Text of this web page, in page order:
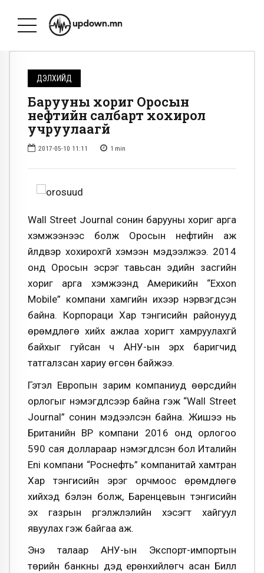
ДЭЛХИЙД
Барууны хориг Оросын
нефтийн салбарт хохирол
учруулаагүй
2017-05-10 11:11 1 min
Wall Street Journal сонин барууны хориг арга
хэмжээнээс болж Оросын нефтийн аж
үйлдвэр хохирохгүй хэмээн мэдээлжээ. 2014
онд Оросын эсрэг тавьсан эдийн засгийн
хориг арга хэмжээнд Америкийн “Exxon
Mobile” компани хамгийн ихээр нэрвэгдсэн
байна. Корпораци Хар тэнгисийн районууд
өрөмдлөгө хийх ажлаа хоригт хамруулахгүй
байхыг гуйсан ч АНУ-ын эрх баригчид
татгалзсан хариу өгсөн байжээ.
Гэтэл Европын зарим компаниуд өөрсдийн
орлогыг нэмэгдүүлсээр байна гэж “Wall Street
Journal” сонин мэдээлсэн байна. Жишээ нь
Британийн ВР компани 2016 онд орлогоо
590 сая доллараар нэмэгдүүлсэн бол Италийн
Eni компани “Роснефть” компанитай хамтран
Хар тэнгисийн эрэг орчмоос өрөмдлөгө
хийхэд бэлэн болж, Баренцевын тэнгисийн
эх газрын үргэлжлэлийн хэсэгт хайгуул
явуулах гэж байгаа аж.
Энэ талаар АНУ-ын Экспорт-импортын
төрийн банкны дэд ерөнхийлөгч асан Билл